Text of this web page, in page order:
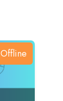
Offline